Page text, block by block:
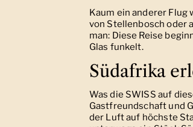
Kaum ein anderer Flug
von Stellenbosch oder
man: Diese Reise
Glas funkelt.
Südafrika
Was die SWISS auf
Gastfreundschaft und
der Luft auf höchste